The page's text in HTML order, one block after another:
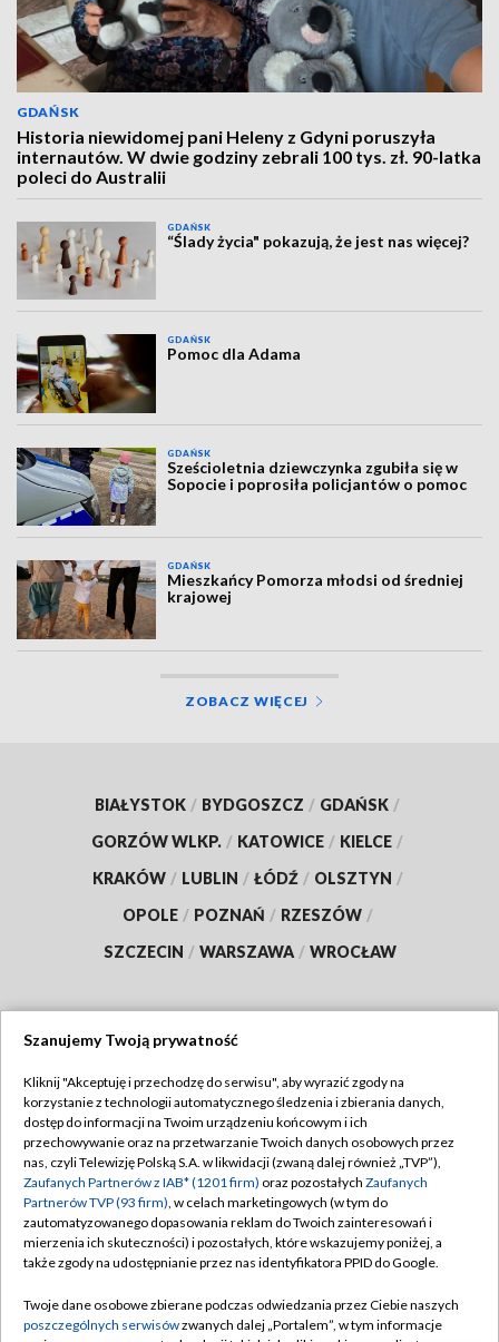
GDAŃSK
Historia niewidomej pani Heleny z Gdyni poruszyła
internautów. W dwie godziny zebrali 100 tys. zł. 90-latka
poleci do Australii
GDAŃSK
“Ślady życia" pokazują, że jest nas więcej?
GDAŃSK
Pomoc dla Adama
GDAŃSK
Sześcioletnia dziewczynka zgubiła się w
Sopocie i poprosiła policjantów o pomoc
GDAŃSK
Mieszkańcy Pomorza młodsi od średniej
krajowej
ZOBACZ WIĘCEJ
BIAŁYSTOK / BYDGOSZCZ / GDAŃSK /
GORZÓW WLKP. / KATOWICE / KIELCE /
KRAKÓW / LUBLIN / ŁÓDŹ / OLSZTYN /
OPOLE / POZNAŃ / RZESZÓW /
SZCZECIN / WARSZAWA / WROCŁAW
TVP
Abonament TVP
Emisja w TVP
Centrum informacji TVP
Naziemna Telewizja Cyfrowa
Rada Programowa
Regulamin TVP
Polityka prywatności
Moje zgody
Pomoc
Kontakt
Szanujemy Twoją prywatność
Kliknij "Akceptuję i przechodzę do serwisu", aby wyrazić zgody na
korzystanie z technologii automatycznego śledzenia i zbierania danych,
dostęp do informacji na Twoim urządzeniu końcowym i ich
przechowywanie oraz na przetwarzanie Twoich danych osobowych przez
nas, czyli Telewizję Polską S.A. w likwidacji (zwaną dalej również „TVP”),
Zaufanych Partnerów z IAB* (1201 firm) oraz pozostałych Zaufanych
Partnerów TVP (93 firm), w celach marketingowych (w tym do
zautomatyzowanego dopasowania reklam do Twoich zainteresowań i
mierzenia ich skuteczności) i pozostałych, które wskazujemy poniżej, a
także zgody na udostępnianie przez nas identyfikatora PPID do Google.
Twoje dane osobowe zbierane podczas odwiedzania przez Ciebie naszych
poszczególnych serwisówzwanych dalej „Portalem”, w tym informacje